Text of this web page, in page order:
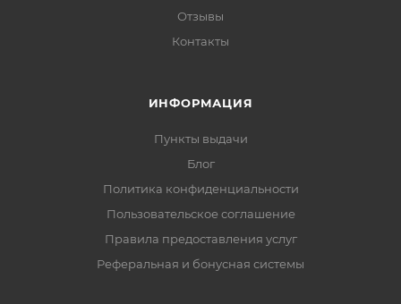
Отзывы
Контакты
ИНФОРМАЦИЯ
Пункты выдачи
Блог
Политика конфиденциальности
Пользовательское соглашение
Правила предоставления услуг
Реферальная и бонусная системы